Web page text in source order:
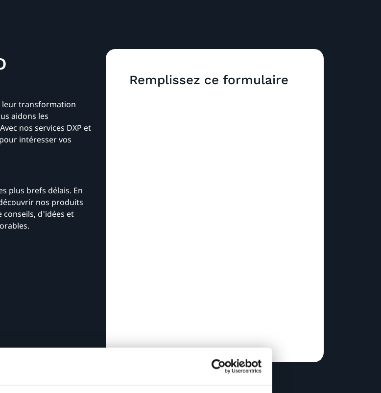
leur transformation
aidons les
nos services DXP et
intéresser vos
plus brefs délais. En
nos produits
conseils, d'idées et
Remplissez ce formulaire